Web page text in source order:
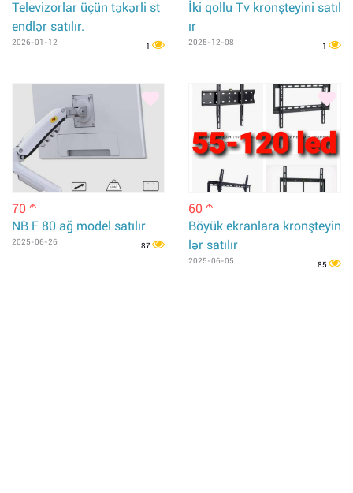
Televizorlar üçün təkərli st
endlər satılır.
2026-01-12 1
İki qollu Tv kronşteyini satıl
ır
2025-12-08 1
70 m
NB F 80 ağ model satılır
2025-06-26 87
60 m
Böyük ekranlara kronşteyin
lər satılır
2025-06-05 85